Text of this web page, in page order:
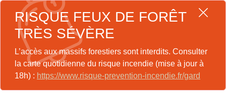
RISQUE FEUX DE FORÊT
TRÈS SÉVÈRE
L’accès aux massifs forestiers sont interdits. Consulter
la carte quotidienne du risque incendie (mise à jour à
18h) : https://www.risque-prevention-incendie.fr/gard